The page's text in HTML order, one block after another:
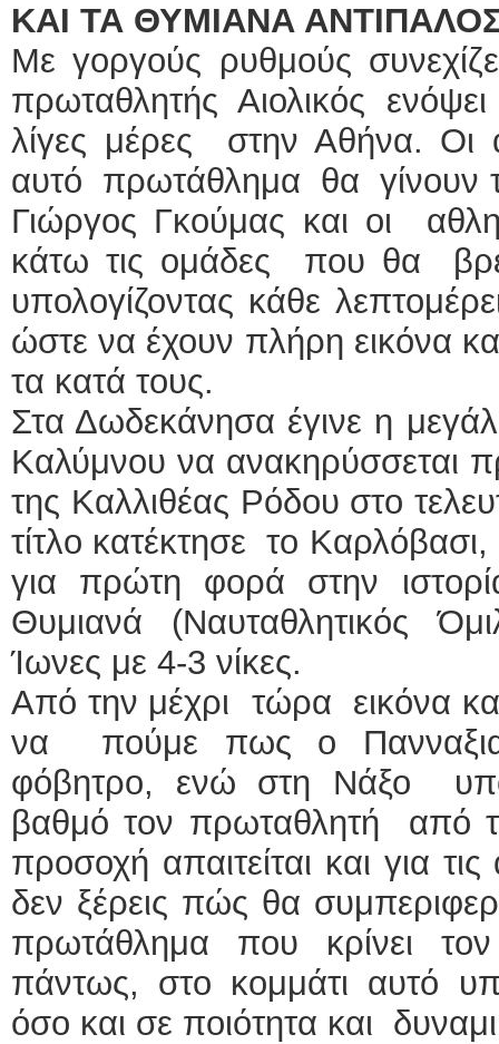
ΚΑΙ ΤΑ ΘΥΜΙΑΝΑ
Με γοργούς ρυθμούς
πρωταθλητής Αιολικός
λίγες μέρες στην Αθήνα. Οι
αυτό πρωτάθλημα θα γίνουν
Γιώργος Γκούμας και οι
κάτω τις ομάδες που θα
υπολογίζοντας κάθε
ώστε να έχουν πλήρη εικόνα
τα κατά τους.
Στα Δωδεκάνησα έγινε η
Καλύμνου να ανακηρύσσεται
της Καλλιθέας Ρόδου στο
τίτλο κατέκτησε το
για πρώτη φορά στην
Θυμιανά (Ναυταθλητικός
Ίωνες με 4-3 νίκες.
Από την μέχρι τώρα εικόνα
να πούμε πως ο
φόβητρο, ενώ στη Νάξο
βαθμό τον πρωταθλητή από
προσοχή απαιτείται και για
δεν ξέρεις πώς θα
πρωτάθλημα που κρίνει
πάντως, στο κομμάτι αυτό
όσο και σε ποιότητα και